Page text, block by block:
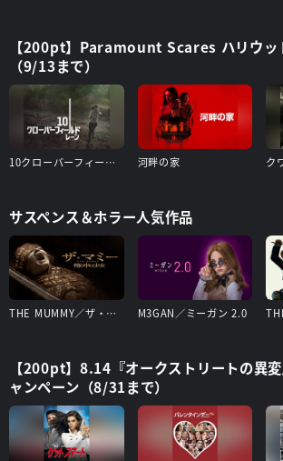
【200pt】Paramount Scares ハリウッ
（9/13まで）
10クローバーフィールド・レーン 河畔の家
サスペンス＆ホラー人気作品
THE MUMMY／ザ・マミー 棺の中の少女 M3GAN／ミーガン 2.0
【200pt】8.14『オークストリートの異
ャンペーン（8/31まで）